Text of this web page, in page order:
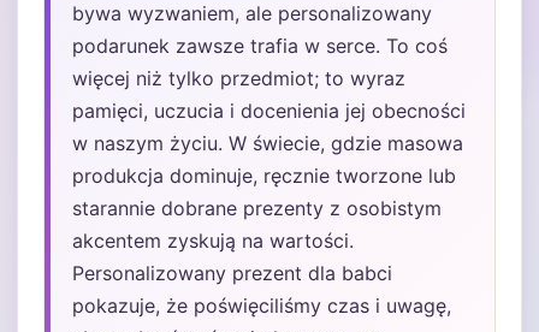
bywa wyzwaniem, ale personalizowany
podarunek zawsze trafia w serce. To coś
więcej niż tylko przedmiot; to wyraz
pamięci, uczucia i docenienia jej obecności
w naszym życiu. W świecie, gdzie masowa
produkcja dominuje, ręcznie tworzone lub
starannie dobrane prezenty z osobistym
akcentem zyskują na wartości.
Personalizowany prezent dla babci
pokazuje, że poświęciliśmy czas i uwagę,